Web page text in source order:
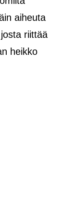
aiheuta
riittää
heikko